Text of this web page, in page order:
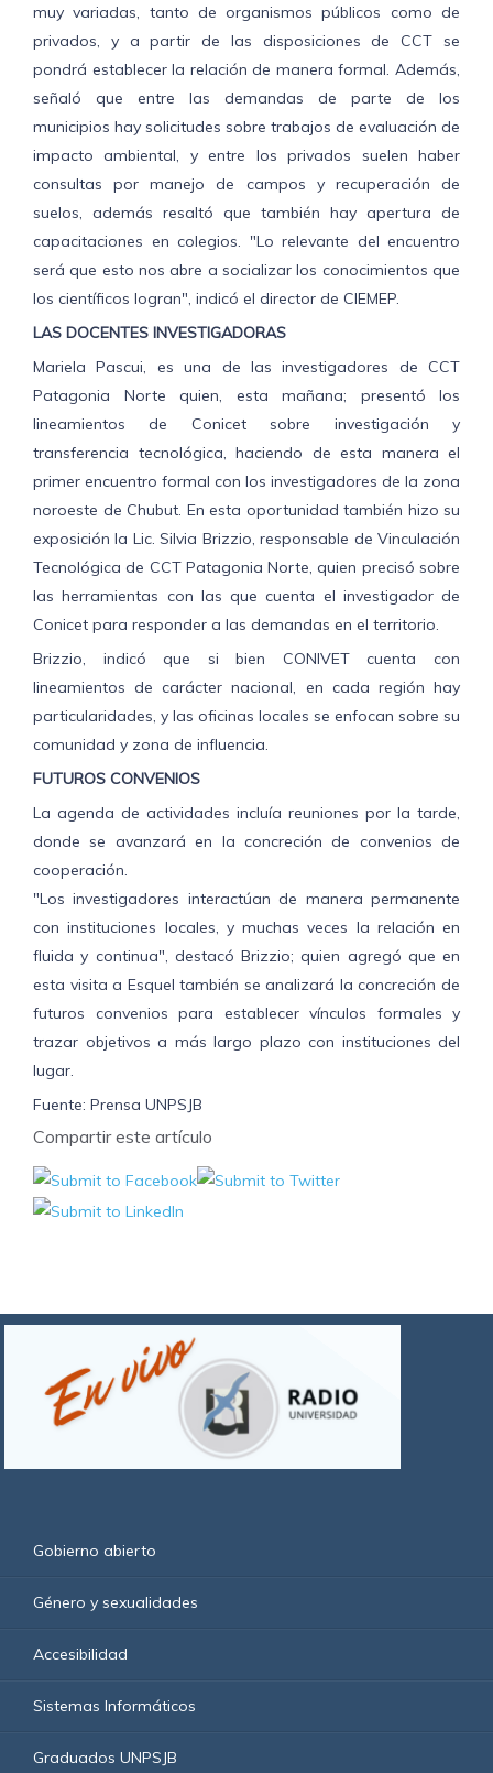
muy variadas, tanto de organismos públicos como de
privados, y a partir de las disposiciones de CCT se
pondrá establecer la relación de manera formal. Además,
señaló que entre las demandas de parte de los
municipios hay solicitudes sobre trabajos de evaluación de
impacto ambiental, y entre los privados suelen haber
consultas por manejo de campos y recuperación de
suelos, además resaltó que también hay apertura de
capacitaciones en colegios. "Lo relevante del encuentro
será que esto nos abre a socializar los conocimientos que
los científicos logran", indicó el director de CIEMEP.
LAS DOCENTES INVESTIGADORAS
Mariela Pascui, es una de las investigadores de CCT
Patagonia Norte quien, esta mañana; presentó los
lineamientos de Conicet sobre investigación y
transferencia tecnológica, haciendo de esta manera el
primer encuentro formal con los investigadores de la zona
noroeste de Chubut. En esta oportunidad también hizo su
exposición la Lic. Silvia Brizzio, responsable de Vinculación
Tecnológica de CCT Patagonia Norte, quien precisó sobre
las herramientas con las que cuenta el investigador de
Conicet para responder a las demandas en el territorio.
Brizzio, indicó que si bien CONIVET cuenta con
lineamientos de carácter nacional, en cada región hay
particularidades, y las oficinas locales se enfocan sobre su
comunidad y zona de influencia.
FUTUROS CONVENIOS
La agenda de actividades incluía reuniones por la tarde,
donde se avanzará en la concreción de convenios de
cooperación.
"Los investigadores interactúan de manera permanente
con instituciones locales, y muchas veces la relación en
fluida y continua", destacó Brizzio; quien agregó que en
esta visita a Esquel también se analizará la concreción de
futuros convenios para establecer vínculos formales y
trazar objetivos a más largo plazo con instituciones del
lugar.
Fuente: Prensa UNPSJB
Compartir este artículo
Gobierno abierto
Género y sexualidades
Accesibilidad
Sistemas Informáticos
Graduados UNPSJB